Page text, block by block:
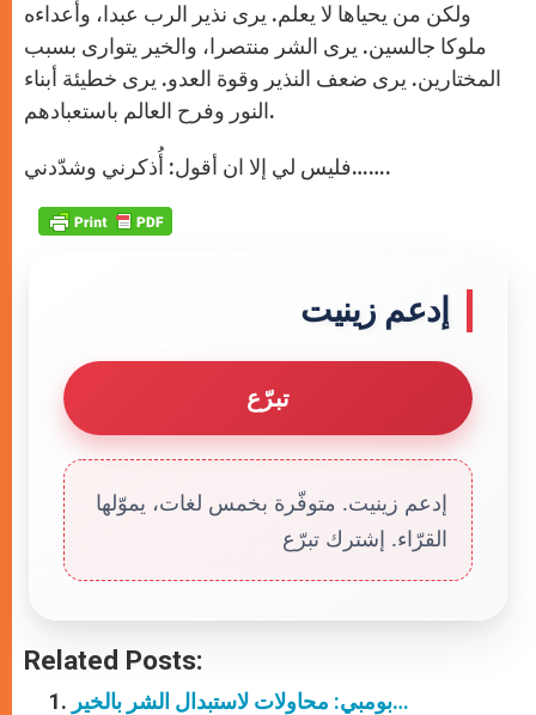
ولكن من يحياها لا يعلم. يرى نذير الرب عبدا، وأعداءه
ملوكا جالسين. يرى الشر منتصرا، والخير يتوارى بسبب
المختارين. يرى ضعف النذير وقوة العدو. يرى خطيئة أبناء
النور وفرح العالم باستعبادهم.
فليس لي إلا ان أقول: أُذكرني وشدّدني…….
إدعم زينيت
تبرّع
إدعم زينيت. متوفّرة بخمس لغات، يموّلها
القرّاء. إشترك تبرّع
Related Posts:
بومبي: محاولات لاستبدال الشر بالخير…